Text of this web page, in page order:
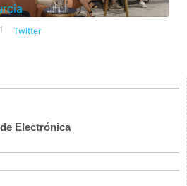
1 Twitter
Electrónica